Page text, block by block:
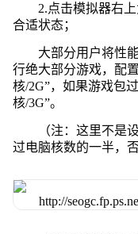
2.点击模拟器右
合适状态；
大部分用户将性
行绝大部分游戏，配
核/2G”，如果游戏包
核/3G”。
（注：这里不是
过电脑核数的一半，